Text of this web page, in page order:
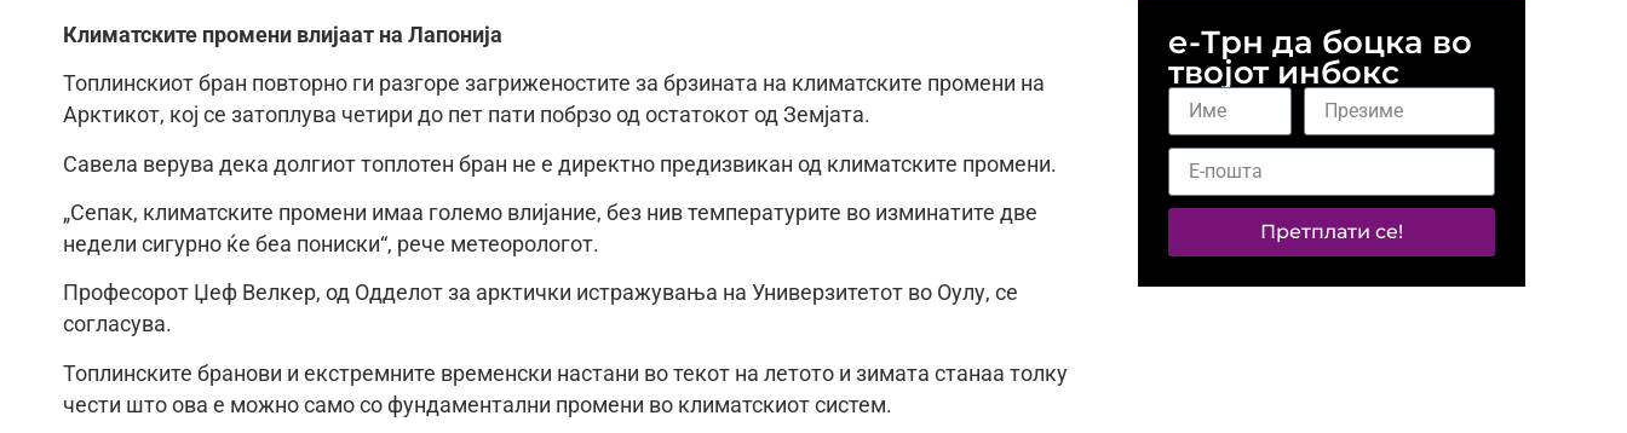
Климатските промени влијаат на Лапонија
Топлинскиот бран повторно ги разгоре загриженостите за брзината на климатските промени на
Арктикот, кој се затоплува четири до пет пати побрзо од остатокот од Земјата.
Савела верува дека долгиот топлотен бран не е директно предизвикан од климатските промени.
„Сепак, климатските промени имаа големо влијание, без нив температурите во изминатите две
недели сигурно ќе беа пониски“, рече метеорологот.
Професорот Џеф Велкер, од Одделот за арктички истражувања на Универзитетот во Оулу, се
согласува.
Топлинските бранови и екстремните временски настани во текот на летото и зимата станаа толку
чести што ова е можно само со фундаментални промени во климатскиот систем.
е-Трн да боцка во
твојот инбокс
Претплати се!